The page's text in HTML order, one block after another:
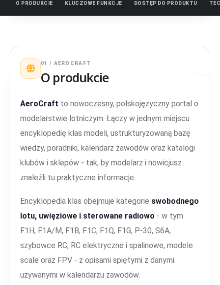
O PRODUKCIE KLUCZOWE FUNKCJE DOSTĘP DO PRODUKTU
01 / AEROCRAFT
O produkcie
AeroCraft to nowoczesny, polskojęzyczny portal o
modelarstwie lotniczym. Łączy w jednym miejscu
encyklopedię klas modeli, ustrukturyzowaną bazę
wiedzy, poradniki, kalendarz zawodów oraz katalogi
klubów i sklepów - tak, by modelarz i nowicjusz
znaleźli tu praktyczne informacje.
Encyklopedia klas obejmuje kategorie swobodnego
lotu, uwięziowe i sterowane radiowo - w tym
F1H, F1A/M, F1B, F1C, F1Q, F1G, P-30, S6A,
szybowce RC, RC elektryczne i spalinowe, modele
scale oraz FPV - z opisami spiętymi z danymi
używanymi w kalendarzu zawodów.